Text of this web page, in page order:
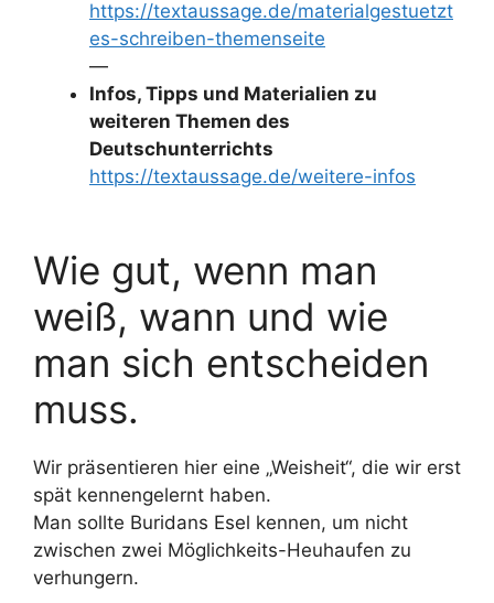
https://textaussage.de/materialgestuetzt
es-schreiben-themenseite
—
Infos, Tipps und Materialien zu
weiteren Themen des
Deutschunterrichts
https://textaussage.de/weitere-infos
Wie gut, wenn man
weiß, wann und wie
man sich entscheiden
muss.
Wir präsentieren hier eine „Weisheit“, die wir erst
spät kennengelernt haben.
Man sollte Buridans Esel kennen, um nicht
zwischen zwei Möglichkeits-Heuhaufen zu
verhungern.